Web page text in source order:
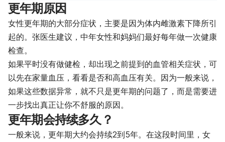
更年期原因
女性更年期的大部分症状，主要是因为体内雌激素下降所引
起的。张医生建议，中年女性和妈妈们最好每年做一次健康
检查。
如果平时没有做健检，却出现之前提到的血管相关症状，可
以先在家量血压，看看是否和高血压有关。因为一般来说，
如果这些数据异常，就不只是更年期的问题了，而是需要进
一步找出真正让你不舒服的原因。
更年期会持续多久？
一般来说，更年期大约会持续2到5年。在这段时间里，女